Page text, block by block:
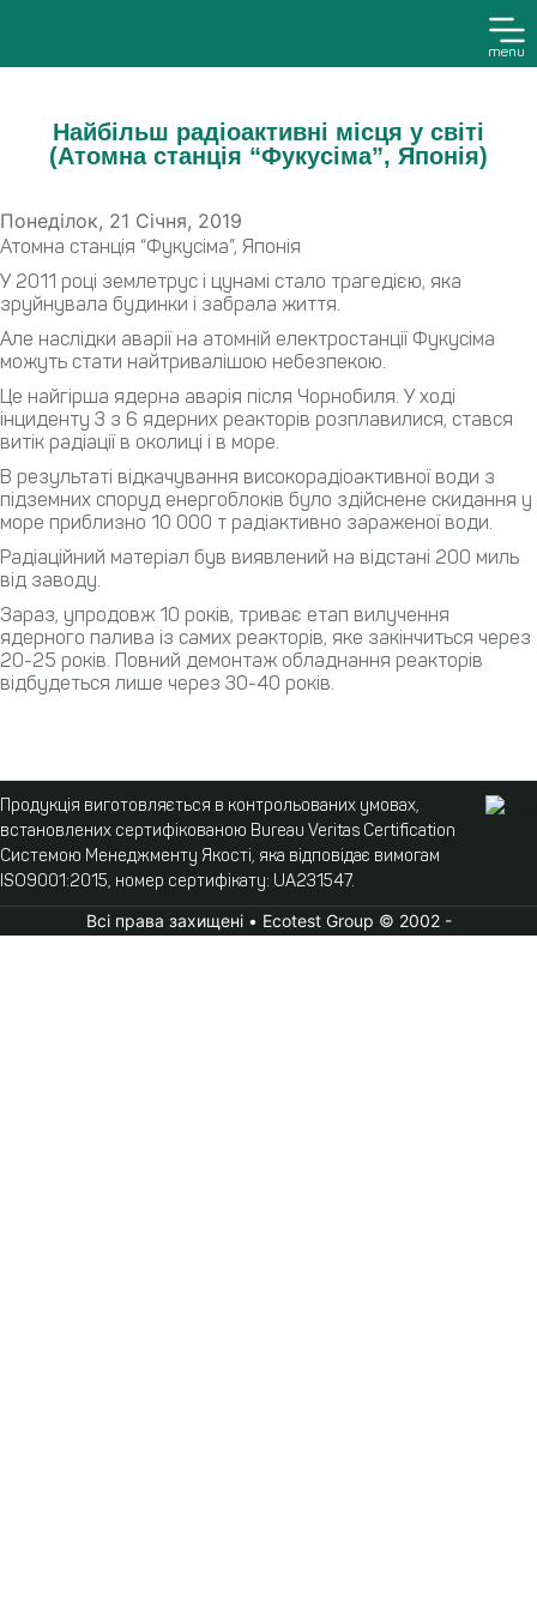
menu
Найбільш радіоактивні міcця у світі
(Атомна станція “Фукусіма”, Японія)
Понеділок, 21 Січня, 2019
Атомна станція “Фукусіма”, Японія
У 2011 році землетрус і цунамі стало трагедією, яка
зруйнувала будинки і забрала життя.
Але наслідки аварії на атомній електростанції Фукусіма
можуть стати найтривалішою небезпекою.
Це найгірша ядерна аварія після Чорнобиля. У ході
інциденту 3 з 6 ядерних реакторів розплавилися, стався
витік радіації в околиці і в море.
В результаті відкачування високорадіоактивної води з
підземних споруд енергоблоків було здійснене скидання у
море приблизно 10 000 т радіактивно зараженої води.
Радіаційний матеріал був виявлений на відстані 200 миль
від заводу.
Зараз, упродовж 10 років, триває етап вилучення
ядерного палива із самих реакторів, яке закінчиться через
20-25 років. Повний демонтаж обладнання реакторів
відбудеться лише через 30-40 років.
Продукція виготовляється в контрольованих умовах,
встановлених сертифікованою Bureau Veritas Certification
Системою Менеджменту Якості, яка відповідає вимогам
ISO9001:2015, номер сертифікату: UA231547.
Всі права захищені • Ecotest Group © 2002 -